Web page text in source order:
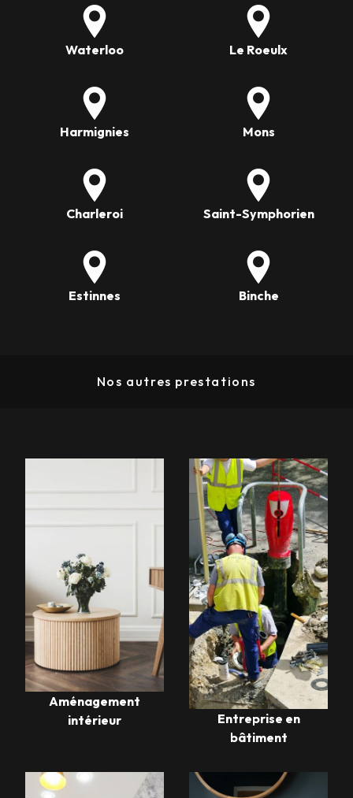
Waterloo Le Roeulx
Harmignies Mons
Charleroi Saint-Symphorien
Estinnes Binche
Nos autres prestations
Aménagement
intérieur
Entreprise en
bâtiment